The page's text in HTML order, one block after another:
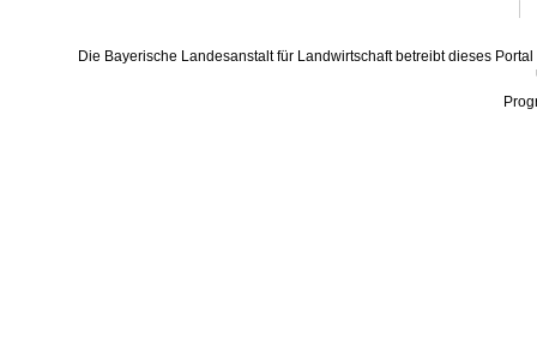
Die Bayerische Landesanstalt für Landwirtschaft betreibt dieses